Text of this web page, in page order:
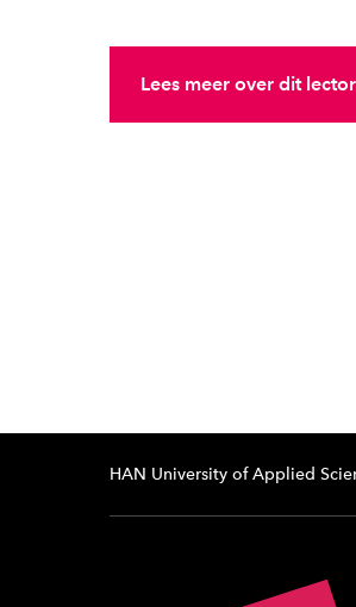
Lees meer over dit
HAN University of Applied